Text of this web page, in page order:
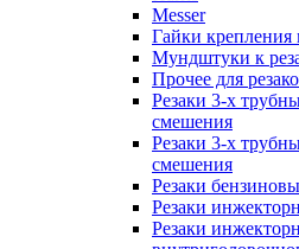
Messer
Гайки
Мундштуки к
Прочее для
Резаки 3-х
смешения
Резаки 3-х
смешения
Резаки
Резаки
Резаки